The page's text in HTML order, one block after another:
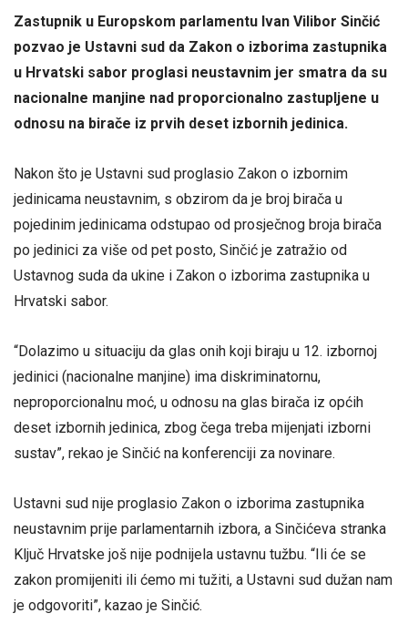
Zastupnik u Europskom parlamentu Ivan Vilibor Sinčić
pozvao je Ustavni sud da Zakon o izborima zastupnika
u Hrvatski sabor proglasi neustavnim jer smatra da su
nacionalne manjine nad proporcionalno zastupljene u
odnosu na birače iz prvih deset izbornih jedinica.
Nakon što je Ustavni sud proglasio Zakon o izbornim
jedinicama neustavnim, s obzirom da je broj birača u
pojedinim jedinicama odstupao od prosječnog broja birača
po jedinici za više od pet posto, Sinčić je zatražio od
Ustavnog suda da ukine i Zakon o izborima zastupnika u
Hrvatski sabor.
“Dolazimo u situaciju da glas onih koji biraju u 12. izbornoj
jedinici (nacionalne manjine) ima diskriminatornu,
neproporcionalnu moć, u odnosu na glas birača iz općih
deset izbornih jedinica, zbog čega treba mijenjati izborni
sustav”, rekao je Sinčić na konferenciji za novinare.
Ustavni sud nije proglasio Zakon o izborima zastupnika
neustavnim prije parlamentarnih izbora, a Sinčićeva stranka
Ključ Hrvatske još nije podnijela ustavnu tužbu. “Ili će se
zakon promijeniti ili ćemo mi tužiti, a Ustavni sud dužan nam
je odgovoriti”, kazao je Sinčić.